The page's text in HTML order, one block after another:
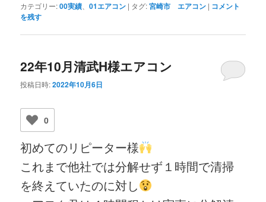
カテゴリー:00実績 、01エアコン | タグ:宮崎市 エアコン | コメント
を残す
22年10月清武H様エアコン
投稿日時:2022年10月6日
0
初めてのリピーター様
これまで他社では分解せず１時間で清掃
を終えていたのに対し